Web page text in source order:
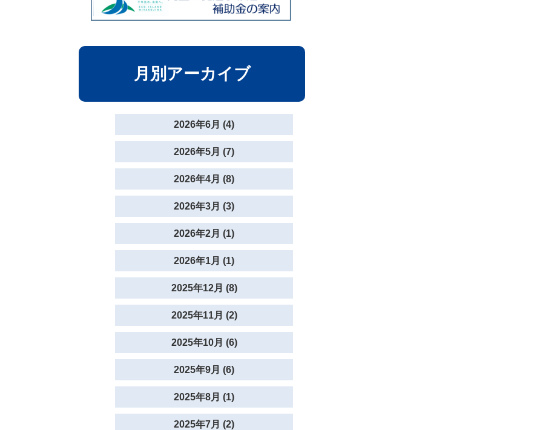
月別アーカイブ
2026年6月 (4)
2026年5月 (7)
2026年4月 (8)
2026年3月 (3)
2026年2月 (1)
2026年1月 (1)
2025年12月 (8)
2025年11月 (2)
2025年10月 (6)
2025年9月 (6)
2025年8月 (1)
2025年7月 (2)